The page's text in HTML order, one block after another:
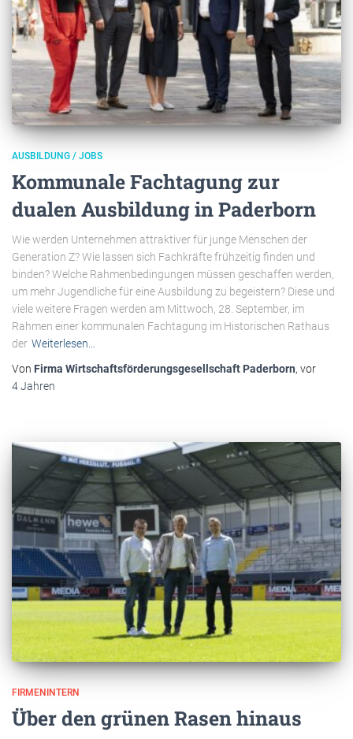
AUSBILDUNG / JOBS
Kommunale Fachtagung zur
dualen Ausbildung in Paderborn
Wie werden Unternehmen attraktiver für junge Menschen der
Generation Z? Wie lassen sich Fachkräfte frühzeitig finden und
binden? Welche Rahmenbedingungen müssen geschaffen werden,
um mehr Jugendliche für eine Ausbildung zu begeistern? Diese und
viele weitere Fragen werden am Mittwoch, 28. September, im
Rahmen einer kommunalen Fachtagung im Historischen Rathaus
der Weiterlesen…
Von Firma Wirtschaftsförderungsgesellschaft Paderborn, vor
4 Jahren
FIRMENINTERN
Über den grünen Rasen hinaus